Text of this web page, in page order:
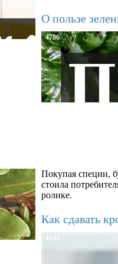
О пользе
4786
Покупая специи,
стоила
ролике.
Как сдавать
4143